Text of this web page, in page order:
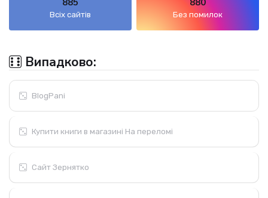
885
Всіх сайтів
880
Без помилок
Випадково:
BlogPani
Купити книги в магазині На переломі
Сайт Зернятко